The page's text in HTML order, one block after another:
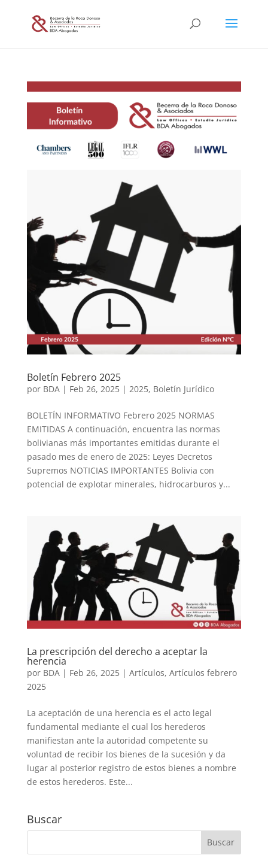
Boletín Febrero 2025
por BDA| Feb 26, 2025| 2025, Boletín Jurídico
BOLETÍN INFORMATIVO Febrero 2025 NORMAS
EMITIDAS A continuación, encuentra las normas
bolivianas más importantes emitidas durante el
pasado mes de enero de 2025: Leyes Decretos
Supremos NOTICIAS IMPORTANTES Bolivia con
potencial de explotar minerales, hidrocarburos y...
La prescripción del derecho a aceptar la
herencia
por BDA| Feb 26, 2025| Artículos, Artículos febrero
2025
La aceptación de una herencia es el acto legal
fundamental mediante el cual los herederos
manifiestan ante la autoridad competente su
voluntad de recibir los bienes de la sucesión y da
lugar al posterior registro de estos bienes a nombre
de estos herederos. Este...
Buscar